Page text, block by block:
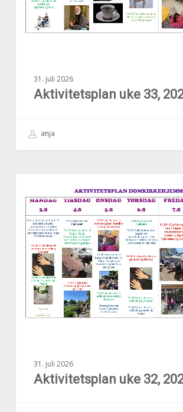
31. juli 2026
Aktivitetsplan uke 33,
anja
uke
2026
31. juli 2026
Aktivitetsplan uke 32,